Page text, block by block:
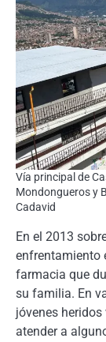
Vía principal de
Mondongueros y
Cadavid
En el 2013
enfrentamiento
farmacia que
su familia. En
jóvenes
atender a